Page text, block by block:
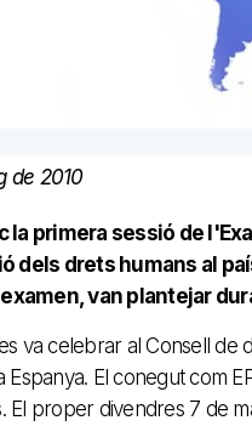
de 2010
la primera sessió de
dels drets humans al
van plantejar
va celebrar al Consell
Espanya. El conegut com
El proper divendres 7 de